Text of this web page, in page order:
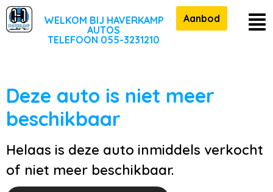
WELKOM BIJ HAVERKAMP
AUTOS
TELEFOON 055-3231210
Aanbod
Deze auto is niet meer
beschikbaar
Helaas is deze auto inmiddels verkocht
of niet meer beschikbaar.